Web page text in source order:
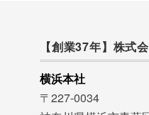
【創業37年】株式
横浜本社
〒227-0034